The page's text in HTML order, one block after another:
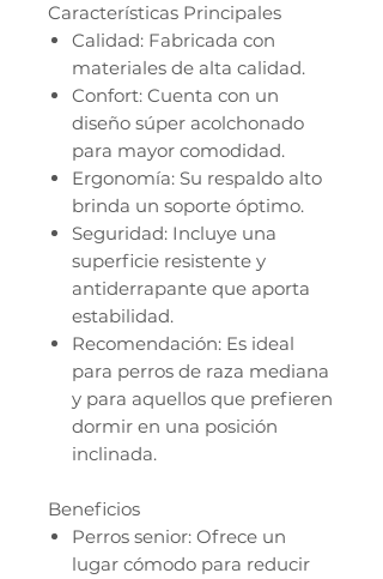
Características Principales
Calidad: Fabricada con
materiales de alta calidad.
Confort: Cuenta con un
diseño súper acolchonado
para mayor comodidad.
Ergonomía: Su respaldo alto
brinda un soporte óptimo.
Seguridad: Incluye una
superficie resistente y
antiderrapante que aporta
estabilidad.
Recomendación: Es ideal
para perros de raza mediana
y para aquellos que prefieren
dormir en una posición
inclinada.
Beneficios
Perros senior: Ofrece un
lugar cómodo para reducir